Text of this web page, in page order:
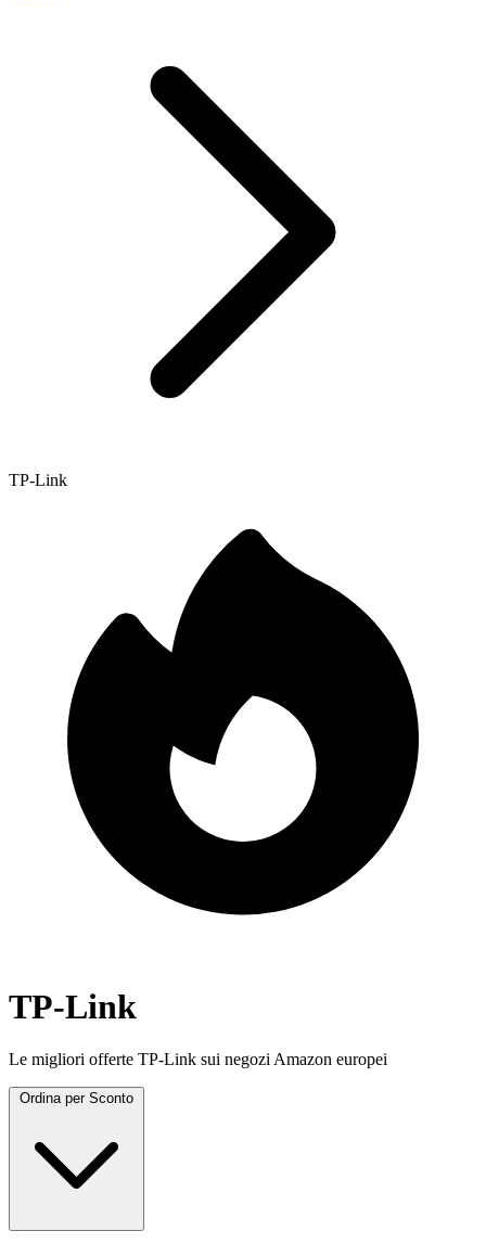
TP-Link
TP-Link
Le migliori offerte TP-Link sui negozi Amazon europei
Ordina per Sconto